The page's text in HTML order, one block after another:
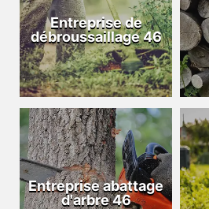
Entreprise de
débroussaillage 46
Entreprise abattage
d'arbre 46